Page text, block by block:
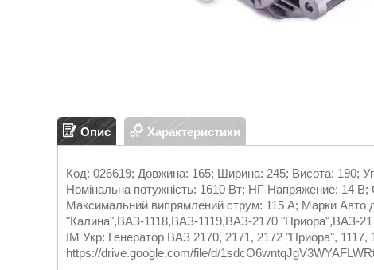
Опис Характеристики
Код: 026619; Довжина: 165; Ширина: 245; Висота: 190;
Номінальна потужність: 1610 Вт; НГ-Напряжение: 14 В;
Максимальний випрямлений струм: 115 А; Марки
"Калина",ВАЗ-1118,ВАЗ-1119,ВАЗ-2170 "Приора",ВАЗ-
ІМ Укр: Генератор ВАЗ 2170, 2171, 2172 "Приора",
https://drive.google.com/file/d/